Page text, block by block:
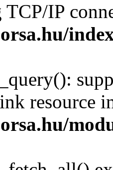
TCP/IP
resource